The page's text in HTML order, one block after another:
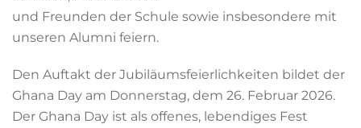
und Freunden der Schule sowie insbesondere mit
unseren Alumni feiern.
Den Auftakt der Jubiläumsfeierlichkeiten bildet der
Ghana Day am Donnerstag, dem 26. Februar 2026.
Der Ghana Day ist als offenes, lebendiges Fest